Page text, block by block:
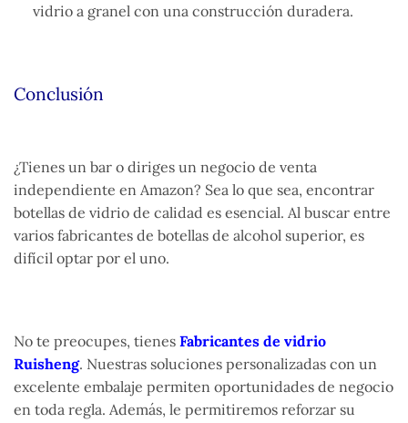
vidrio a granel con una construcción duradera.
Conclusión
¿Tienes un bar o diriges un negocio de venta
independiente en Amazon? Sea lo que sea, encontrar
botellas de vidrio de calidad es esencial. Al buscar entre
varios fabricantes de botellas de alcohol superior, es
difícil optar por el uno.
No te preocupes, tienes Fabricantes de vidrio
Ruisheng. Nuestras soluciones personalizadas con un
excelente embalaje permiten oportunidades de negocio
en toda regla. Además, le permitiremos reforzar su